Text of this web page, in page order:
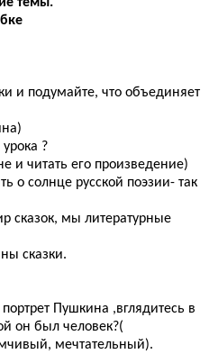
и подумайте, что объединяет
?
и читать его произведение)
о солнце русской поэзии- так
сказок, мы литературные
сказки.
Пушкина ,вглядитесь в
он был человек?(
мечтательный).